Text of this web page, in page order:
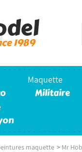
Maquette
Militaire
maquette > Mr